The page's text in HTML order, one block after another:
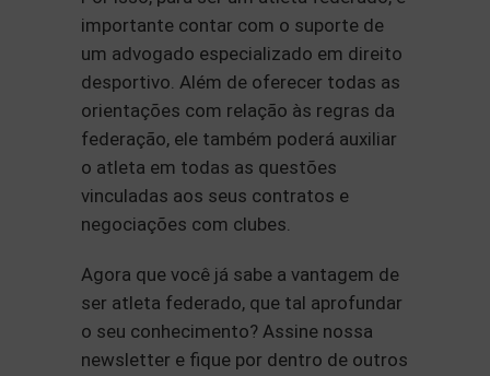
importante contar com o suporte de
um advogado especializado em direito
desportivo. Além de oferecer todas as
orientações com relação às regras da
federação, ele também poderá auxiliar
o atleta em todas as questões
vinculadas aos seus contratos e
negociações com clubes.
Agora que você já sabe a vantagem de
ser atleta federado, que tal aprofundar
o seu conhecimento? Assine nossa
newsletter e fique por dentro de outros